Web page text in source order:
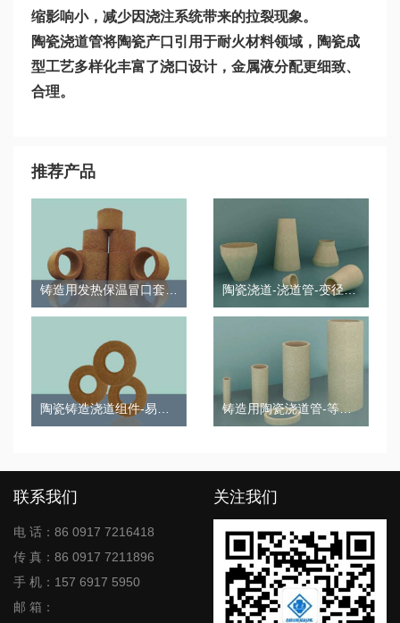
缩影响小，减少因浇注系统带来的拉裂现象。
陶瓷浇道管将陶瓷产口引用于耐火材料领域，陶瓷成
型工艺多样化丰富了浇口设计，金属液分配更细致、
合理。
推荐产品
铸造用发热保温冒口套-直筒 陶瓷浇道-浇道管-变径二通
铸造用陶瓷浇道管-等径二通
联系我们
电 话：86 0917 7216418
传 真：86 0917 7211896
手 机：157 6917 5950
邮 箱：
关注我们